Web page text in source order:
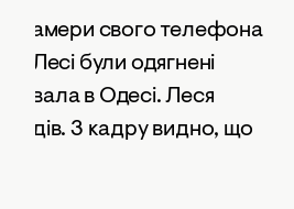
камери свого телефона
Лесі були одягнені
в Одесі. Леся
З кадру видно, що